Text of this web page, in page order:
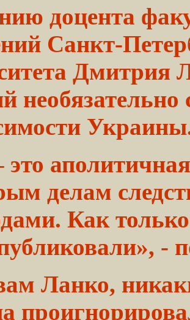
доцента
Санкт-
Дмитрия
необязательно
это
делам
Как
-
Ланко,